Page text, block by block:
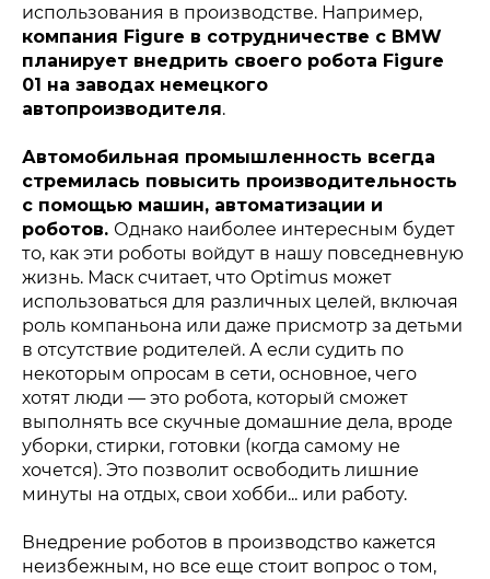
использования в производстве. Например,
компания Figure в сотрудничестве с BMW
планирует внедрить своего робота Figure
01 на заводах немецкого
автопроизводителя.
Автомобильная промышленность всегда
стремилась повысить производительность
с помощью машин, автоматизации и
роботов. Однако наиболее интересным будет
то, как эти роботы войдут в нашу повседневную
жизнь. Маск считает, что Optimus может
использоваться для различных целей, включая
роль компаньона или даже присмотр за детьми
в отсутствие родителей. А если судить по
некоторым опросам в сети, основное, чего
хотят люди — это робота, который сможет
выполнять все скучные домашние дела, вроде
уборки, стирки, готовки (когда самому не
хочется). Это позволит освободить лишние
минуты на отдых, свои хобби... или работу.
Внедрение роботов в производство кажется
неизбежным, но все еще стоит вопрос о том,
При использовании материалов ссылка на ROBOTUNION.RU —
обязательна